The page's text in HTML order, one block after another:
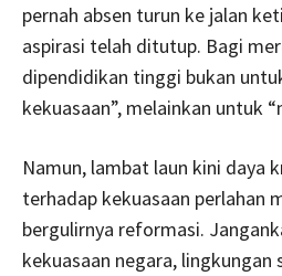
pernah absen turun ke jalan
aspirasi telah ditutup. Bagi
dipendidikan tinggi bukan
ke­kuasaan”, melainkan untuk
Namun, lambat laun kini daya
terhadap kekuasaan perlahan
bergu­lirnya reformasi.
kekuasaan ne­gara, ling­kungan